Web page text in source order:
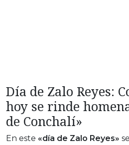
Día de Zalo Reyes:
hoy se rinde
de Conchalí»
En este «día de Zalo Reyes»